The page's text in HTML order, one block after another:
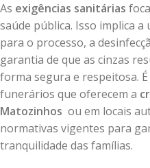
As exigências sanitárias
saúde pública. Isso implica
para o processo, a
garantia de que as cinzas
forma segura e respeitosa.
funerários que oferecem a
Matozinhos ou em locais
normativas vigentes para
tranquilidade das famílias.